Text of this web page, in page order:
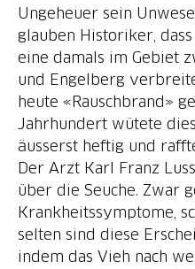
Ungeheuer sein
glauben Historiker,
eine damals im Gebiet
und Engelberg
heute «Rauschbrand»
Jahrhundert wütete
äusserst heftig und
Der Arzt Karl Franz
über die Seuche. Zwar
Krankheitssymptome,
selten sind diese
indem das Vieh nach